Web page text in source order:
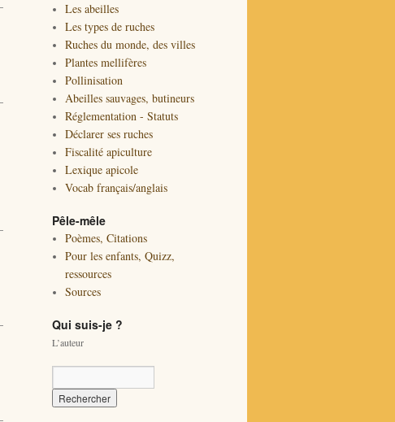
Les abeilles
Les types de ruches
Ruches du monde, des villes
Plantes mellifères
Pollinisation
Abeilles sauvages, butineurs
Réglementation - Statuts
Déclarer ses ruches
Fiscalité apiculture
Lexique apicole
Vocab français/anglais
Pêle-mêle
Poèmes, Citations
Pour les enfants, Quizz,
ressources
Sources
Qui suis-je ?
L’auteur